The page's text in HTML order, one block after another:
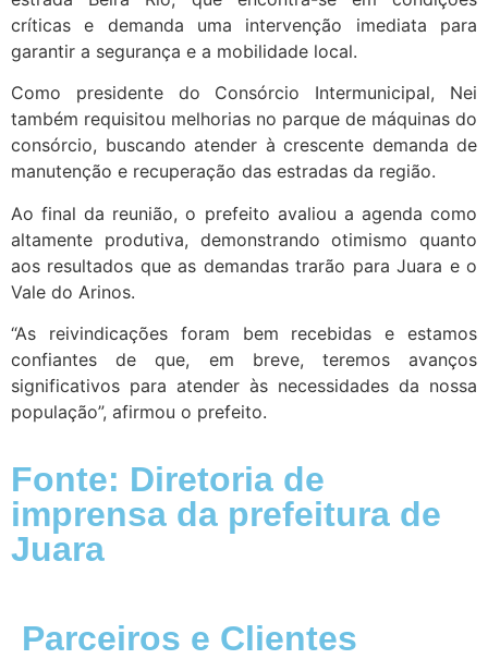
críticas e demanda uma intervenção imediata para
garantir a segurança e a mobilidade local.
Como presidente do Consórcio Intermunicipal, Nei
também requisitou melhorias no parque de máquinas do
consórcio, buscando atender à crescente demanda de
manutenção e recuperação das estradas da região.
Ao final da reunião, o prefeito avaliou a agenda como
altamente produtiva, demonstrando otimismo quanto
aos resultados que as demandas trarão para Juara e o
Vale do Arinos.
“As reivindicações foram bem recebidas e estamos
confiantes de que, em breve, teremos avanços
significativos para atender às necessidades da nossa
população”, afirmou o prefeito.
Fonte: Diretoria de
imprensa da prefeitura de
Juara
Parceiros e Clientes